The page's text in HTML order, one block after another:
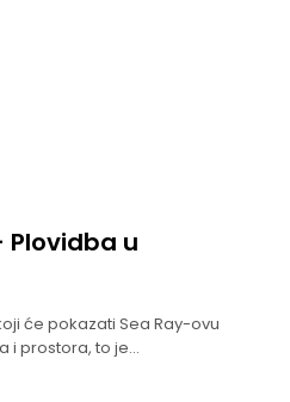
Plovidba u
će pokazati Sea Ray-ovu
i prostora, to je...